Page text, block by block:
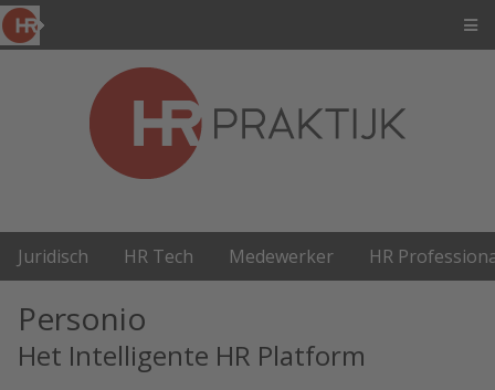
Juridisch HR Tech Medewerker HR
Personio
Het Intelligente HR Platform